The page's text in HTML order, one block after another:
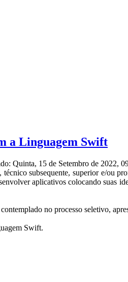
a Linguagem Swift
Quinta, 15 de Setembro de 2022,
técnico subsequente, superior e/ou
aplicativos colocando suas
no processo seletivo,
Swift.